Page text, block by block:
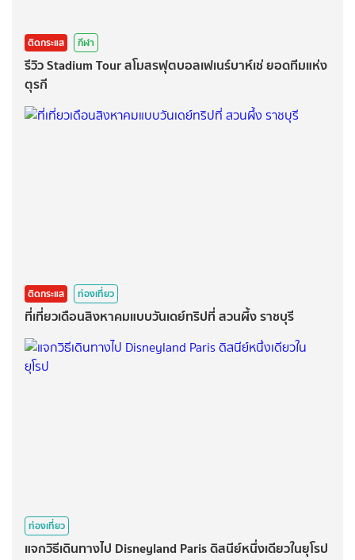
ติดกระแส กีฬา
รีวิว Stadium Tour สโมสรฟุตบอลเฟเนร์บาห์เช่ ยอดทีมแห่ง
ตุรกี
ติดกระแส ท่องเที่ยว
ที่เที่ยวเดือนสิงหาคมแบบวันเดย์ทริปที่ สวนผึ้ง ราชบุรี
ท่องเที่ยว
แจกวิธีเดินทางไป Disneyland Paris ดิสนีย์หนึ่งเดียวในยุโรป